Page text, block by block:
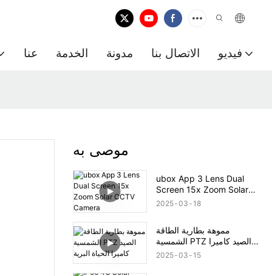
عنا الخدمة مدونة الاتصال بنا فيديو
موصى به
ubox App 3 Lens Dual
Screen 15x Zoom Solar
CCTV Camera
2025 03 18
مموهة بطارية الطاقة
الشمسية PTZ الصيد كاميرا
الحياة البرية
2025 03 15